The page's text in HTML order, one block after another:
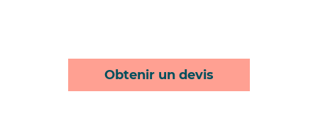
Obtenir un devis